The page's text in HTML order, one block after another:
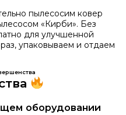
пылесосим ковер
«Кирби». Без
для улучшенной
упаковываем и отдаем
оборудовании